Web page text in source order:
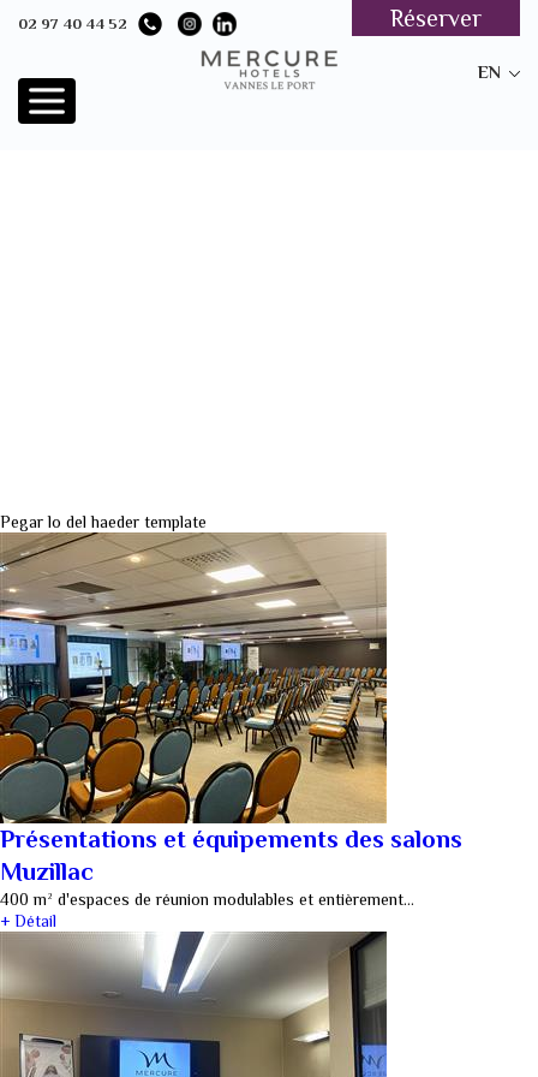
02 97 40 44 52 Réserver
EN
Pegar lo del haeder template
Présentations et équipements des salons
Muzillac
400 m² d'espaces de réunion modulables et entièrement…
+ Détail